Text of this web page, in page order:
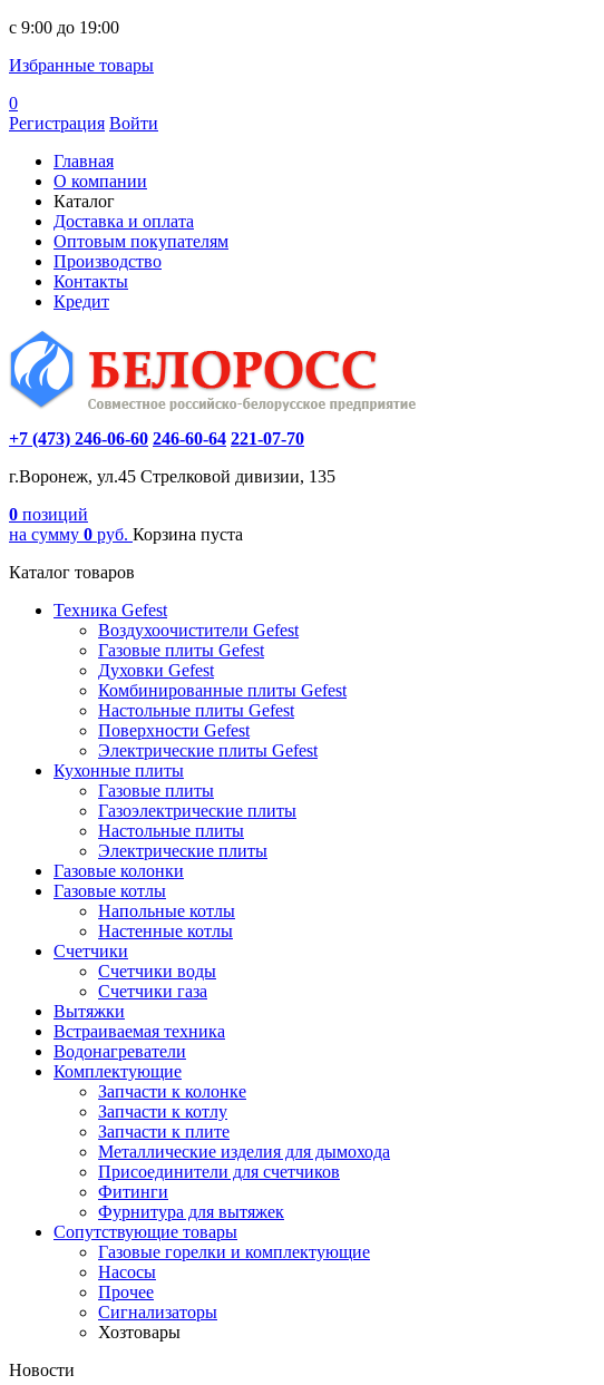
c 9:00 до 19:00
Избранные товары
0
Регистрация Войти
Главная
О компании
Каталог
Доставка и оплата
Оптовым покупателям
Производство
Контакты
Кредит
+7 (473) 246-06-60 246-60-64 221-07-70
г.Воронеж, ул.45 Стрелковой дивизии, 135
0 позиций
на сумму 0 руб. Корзина пуста
Каталог товаров
Техника Gefest
Воздухоочистители Gefest
Газовые плиты Gefest
Духовки Gefest
Комбинированные плиты Gefest
Настольные плиты Gefest
Поверхности Gefest
Электрические плиты Gefest
Кухонные плиты
Газовые плиты
Газоэлектрические плиты
Настольные плиты
Электрические плиты
Газовые колонки
Газовые котлы
Напольные котлы
Настенные котлы
Счетчики
Счетчики воды
Счетчики газа
Вытяжки
Встраиваемая техника
Водонагреватели
Комплектующие
Запчасти к колонке
Запчасти к котлу
Запчасти к плите
Металлические изделия для дымохода
Присоединители для счетчиков
Фитинги
Фурнитура для вытяжек
Сопутствующие товары
Газовые горелки и комплектующие
Насосы
Прочее
Сигнализаторы
Хозтовары
Новости